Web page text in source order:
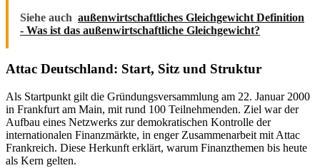
Siehe auch außenwirtschaftliches Gleichgewicht Definition
- Was ist das außenwirtschaftliche Gleichgewicht?
Attac Deutschland: Start, Sitz und Struktur
Als Startpunkt gilt die Gründungsversammlung am 22. Januar 2000
in Frankfurt am Main, mit rund 100 Teilnehmenden. Ziel war der
Aufbau eines Netzwerks zur demokratischen Kontrolle der
internationalen Finanzmärkte, in enger Zusammenarbeit mit Attac
Frankreich. Diese Herkunft erklärt, warum Finanzthemen bis heute
als Kern gelten.